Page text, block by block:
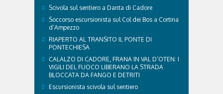
Scivola sul sentiero a Danta di Cadore
Soccorso escursionista sul Col dei Bos a Cortina
d’Ampezzo
RIAPERTO AL TRANSITO IL PONTE DI
PONTECHIESA
CALALZO DI CADORE, FRANA IN VAL D’OTEN: I
VIGILI DEL FUOCO LIBERANO LA STRADA
BLOCCATA DA FANGO E DETRITI
Escursionista scivola sul sentiero